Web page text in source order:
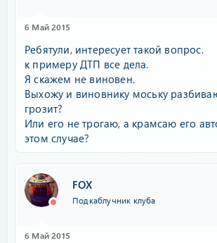
6 Май 2015
Ребятули, интересует такой вопрос.
к примеру ДТП все дела.
Я скажем не виновен.
Выхожу и виновнику моську
грозит?
Или его не трогаю, а крамсаю его
этом случае?
FOX
Подкаблучник клуба
6 Май 2015